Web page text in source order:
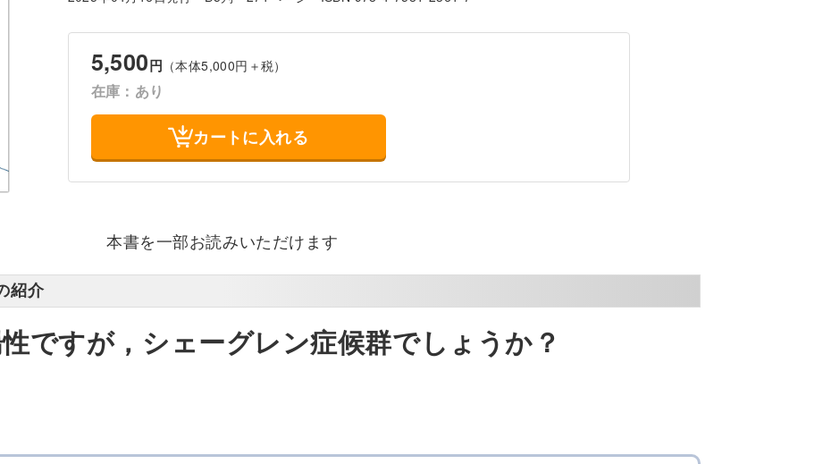
5,500円 （本体5,000円＋税）
在庫：あり
カートに入れる
本書を一部お読みいただけます
紹介
ですが，シェーグレン症候群でしょうか？